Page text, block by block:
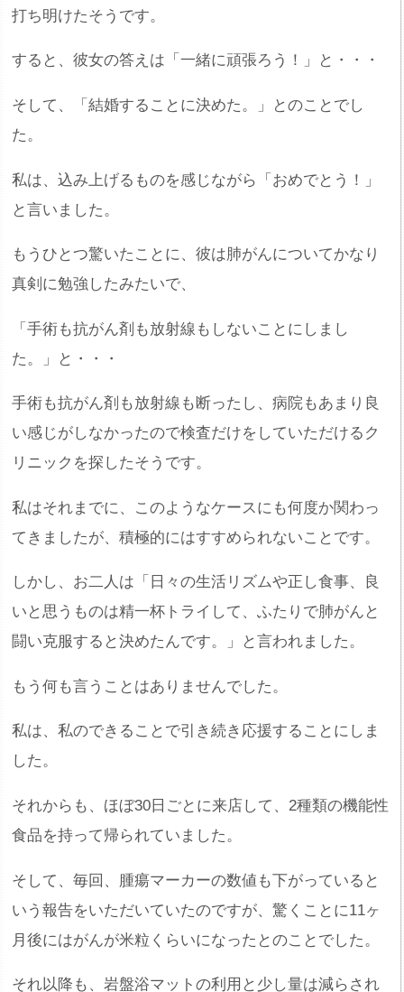
打ち明けたそうです。
すると、彼女の答えは「一緒に頑張ろう！」と・・・
そして、「結婚することに決めた。」とのことでし
た。
私は、込み上げるものを感じながら「おめでとう！」
と言いました。
もうひとつ驚いたことに、彼は肺がんについてかなり
真剣に勉強したみたいで、
「手術も抗がん剤も放射線もしないことにしまし
た。」と・・・
手術も抗がん剤も放射線も断ったし、病院もあまり良
い感じがしなかったので検査だけをしていただけるク
リニックを探したそうです。
私はそれまでに、このようなケースにも何度か関わっ
てきましたが、積極的にはすすめられないことです。
しかし、お二人は「日々の生活リズムや正し食事、良
いと思うものは精一杯トライして、ふたりで肺がんと
闘い克服すると決めたんです。」と言われました。
もう何も言うことはありませんでした。
私は、私のできることで引き続き応援することにしま
した。
それからも、ほぼ30日ごとに来店して、2種類の機能性
食品を持って帰られていました。
そして、毎回、腫瘍マーカーの数値も下がっていると
いう報告をいただいていたのですが、驚くことに11ヶ
月後にはがんが米粒くらいになったとのことでした。
それ以降も、岩盤浴マットの利用と少し量は減らされ